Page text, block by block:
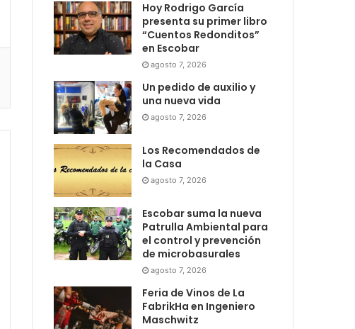
Hoy Rodrigo García
presenta su primer libro
“Cuentos Redonditos”
en Escobar
agosto 7, 2026
Un pedido de auxilio y
una nueva vida
agosto 7, 2026
Los Recomendados de
la Casa
agosto 7, 2026
Escobar suma la nueva
Patrulla Ambiental para
el control y prevención
de microbasurales
agosto 7, 2026
Feria de Vinos de La
FabrikHa en Ingeniero
Maschwitz